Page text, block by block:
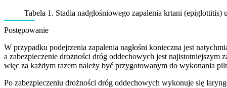
Tabela 1. Stadia nadgłośniowego zapalenia krtani (epiglottitis)
Postępowanie
W przypadku podejrzenia zapalenia nagłośni konieczna jest
a zabezpieczenie drożności dróg oddechowych jest najistotniejszym
więc za każdym razem należy być przygotowanym do wykonania
Po zabezpieczeniu drożności dróg oddechowych wykonuje się